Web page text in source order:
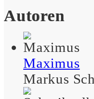
Menschen
finden, sind
automatisch
Autoren
Maximus
Markus